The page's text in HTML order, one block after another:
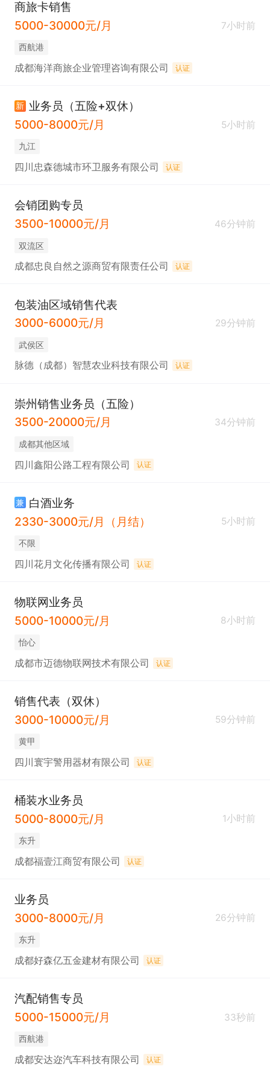
商旅卡销售
5000-30000元/月
7小时前
西航港
成都海洋商旅企业管理咨询有限公司 认证
新 业务员（五险+双休）
5000-8000元/月
5小时前
九江
四川忠森德城市环卫服务有限公司 认证
会销团购专员
3500-10000元/月
46分钟前
双流区
成都忠良自然之源商贸有限责任公司 认证
包装油区域销售代表
3000-6000元/月
29分钟前
武侯区
脉德（成都）智慧农业科技有限公司 认证
崇州销售业务员（五险）
3500-20000元/月
34分钟前
成都其他区域
四川鑫阳公路工程有限公司 认证
兼 白酒业务
2330-3000元/月（月结）
5小时前
不限
四川花月文化传播有限公司 认证
物联网业务员
5000-10000元/月
8小时前
怡心
成都市迈德物联网技术有限公司 认证
销售代表（双休）
3000-10000元/月
59分钟前
黄甲
四川寰宇警用器材有限公司 认证
桶装水业务员
5000-8000元/月
1小时前
东升
成都福壹江商贸有限公司 认证
业务员
3000-8000元/月
26分钟前
东升
成都好森亿五金建材有限公司 认证
汽配销售专员
5000-15000元/月
33秒前
西航港
成都安达迩汽车科技有限公司 认证